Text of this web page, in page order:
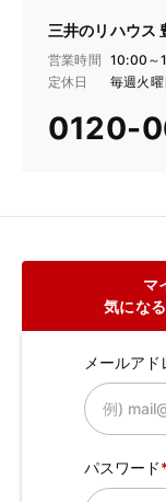
三井のリハウス
営業時間 10:00～
定休日
毎週火
0120-
マ
気にな
メールアド
パスワード